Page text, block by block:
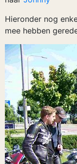
Hieronder nog
mee hebben